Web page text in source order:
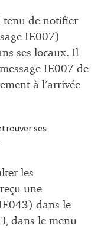
tenu de notifier
IE007)
ses locaux. Il
IE007 de
à l’arrivée
ses
les
une
dans le
dans le menu